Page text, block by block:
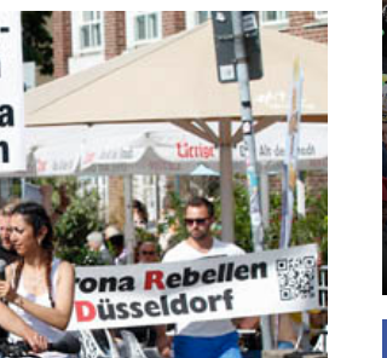
INDUSTRIELLER CHIC: WIE
KUNSTSTOFFFENSTER DEN
LOFT-STIL IN IHREM
EINFAMILIENHAUS
UNTERSTÜTZEN
Die Inspiration des industriellen Chics sind die
Werkshallen des Industriezeitalters. Die Basis für
diesen Stil sind große Räume, schlicht gehalten
mit rustikalen Elementen und großen
Fensterflächen. Wie so vieles wurde ...